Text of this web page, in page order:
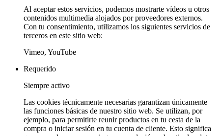
Al aceptar estos servicios, podemos mostrarte vídeos u otros
contenidos multimedia alojados por proveedores externos.
Con tu consentimiento, utilizamos los siguientes servicios de
terceros en este sitio web:
Vimeo, YouTube
Requerido
Siempre activo
Las cookies técnicamente necesarias garantizan únicamente
las funciones básicas de nuestro sitio web. Se utilizan, por
ejemplo, para permitirte reunir productos en tu cesta de la
compra o iniciar sesión en tu cuenta de cliente. Esto significa